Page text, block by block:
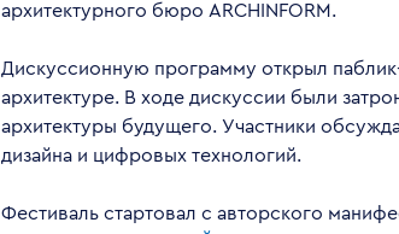
архитектурного бюро ARCHINFORM.
Дискуссионную программу открыл
архитектуре. В ходе дискуссии были
архитектуры будущего. Участники
дизайна и цифровых технологий.
Фестиваль стартовал с авторского